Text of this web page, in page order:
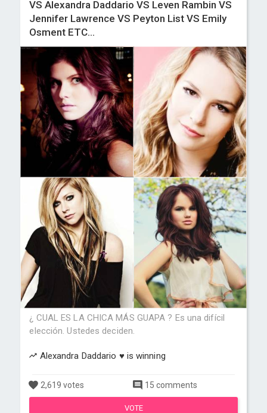
VS Alexandra Daddario VS Leven Rambin VS
Jennifer Lawrence VS Peyton List VS Emily
Osment ETC...
¿ CUAL ES LA CHICA MÁS GUAPA ? Es una difícil
elección. Ustedes deciden.
Alexandra Daddario ♥ is winning
2,619 votes 15 comments
VOTE